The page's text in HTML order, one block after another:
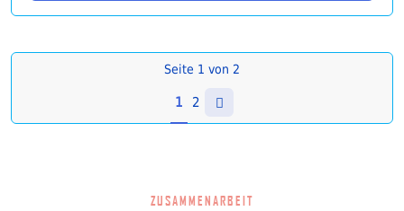
Seite 1 von 2
1 2
ZUSAMMENARBEIT